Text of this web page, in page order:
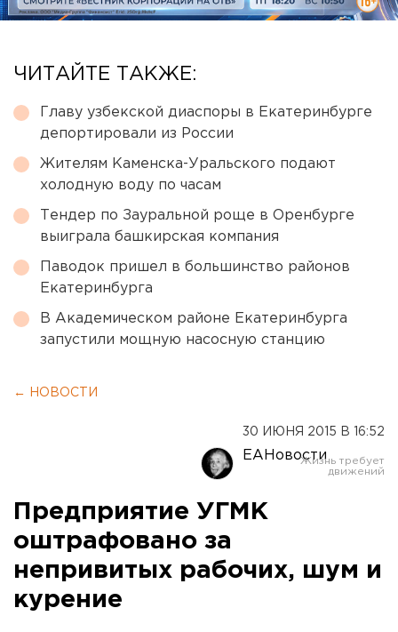
ЧИТАЙТЕ ТАКЖЕ:
Главу узбекской диаспоры в Екатеринбурге
депортировали из России
Жителям Каменска-Уральского подают
холодную воду по часам
Тендер по Зауральной роще в Оренбурге
выиграла башкирская компания
Паводок пришел в большинство районов
Екатеринбурга
В Академическом районе Екатеринбурга
запустили мощную насосную станцию
← НОВОСТИ
30 ИЮНЯ 2015 В 16:52
ЕАНовости
Предприятие УГМК
оштрафовано за
непривитых рабочих, шум и
курение